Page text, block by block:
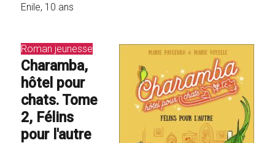
Enile, 10 ans
Roman jeunesse
Charamba,
hôtel pour
chats. Tome
2, Félins
pour l'autre